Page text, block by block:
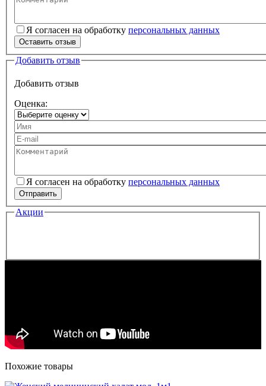
Текст вашего отзыва
Я согласен на обработку персональных данных
Персональные данные
Оставить отзыв
Добавить отзыв
Добавить отзыв
Оценка:
Ваше имя
Ваш e-mail
Комментарий
Я согласен на обработку персональных данных
Персональные данные
Отправить
Акции
Похожие товары